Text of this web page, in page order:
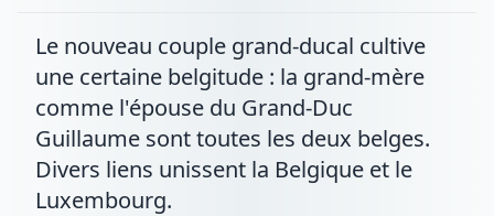
Le nouveau couple grand-ducal cultive
une certaine belgitude : la grand-mère
comme l'épouse du Grand-Duc
Guillaume sont toutes les deux belges.
Divers liens unissent la Belgique et le
Luxembourg.